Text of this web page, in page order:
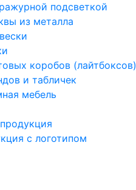
подсветкой
из металла
коробов (лайтбоксов)
и табличек
мебель
с логотипом